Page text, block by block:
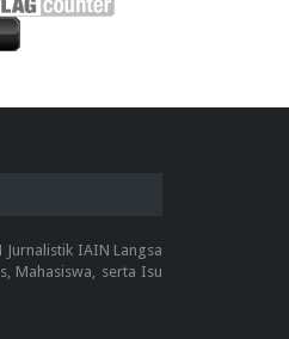
IAIN Langsa
Mahasiswa, serta Isu